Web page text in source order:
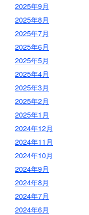
2025年9月
2025年8月
2025年7月
2025年6月
2025年5月
2025年4月
2025年3月
2025年2月
2025年1月
2024年12月
2024年11月
2024年10月
2024年9月
2024年8月
2024年7月
2024年6月